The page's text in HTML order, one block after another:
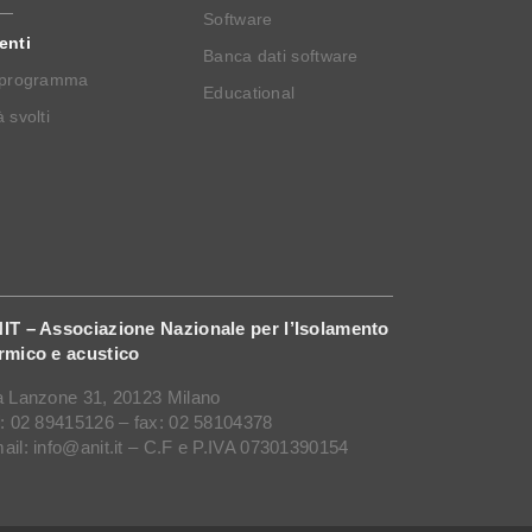
svolti
Software
Banca dati software
Educational
– Associazione Nazionale per l’Isolamento
e acustico
Lanzone 31, 20123 Milano
02 89415126 – fax: 02 58104378
info@anit.it – C.F e P.IVA 07301390154